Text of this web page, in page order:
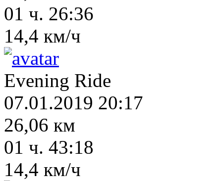
01 ч. 26:36
14,4 км/ч
Evening Ride
07.01.2019 20:17
26,06 км
01 ч. 43:18
14,4 км/ч